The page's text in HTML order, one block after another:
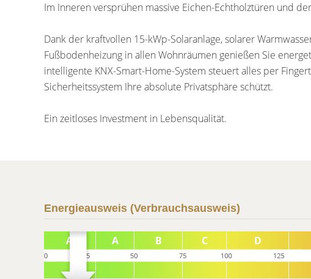
Im Inneren versprühen massive Eichen-Echtholztüren und
Dank der kraftvollen 15-kWp-Solaranlage, solarer
Fußbodenheizung in allen Wohnräumen genießen Sie
intelligente KNX-Smart-Home-System steuert alles per
Sicherheitssystem Ihre absolute Privatsphäre schützt.
Ein zeitloses Investment in Lebensqualität.
Energieausweis (Verbrauchsausweis)